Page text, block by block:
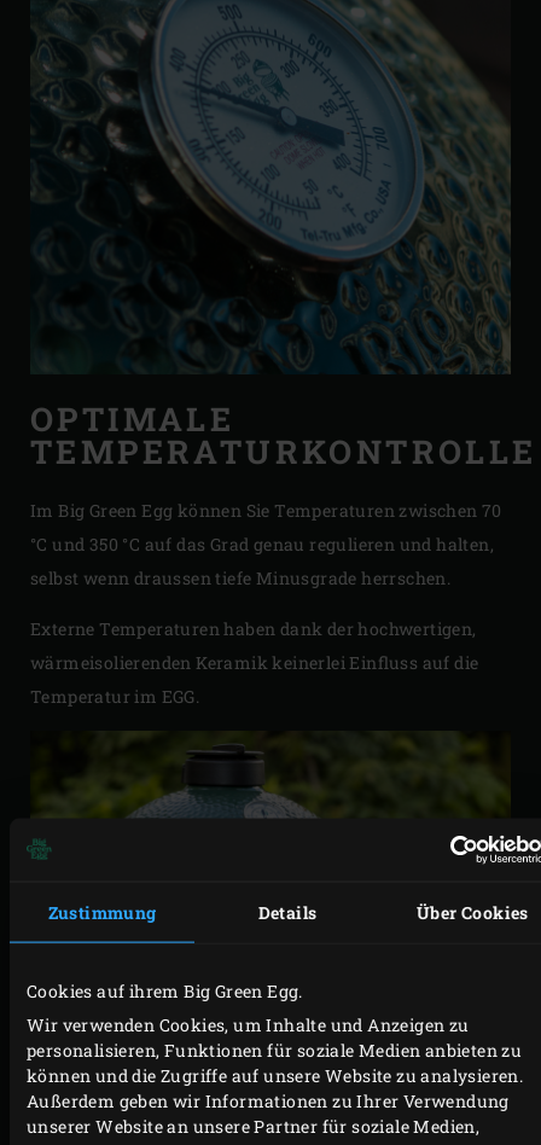
Zustimmung Details Über Cookies
Cookies auf ihrem Big Green Egg.
Wir verwenden Cookies, um Inhalte und Anzeigen zu
personalisieren, Funktionen für soziale Medien anbieten zu
können und die Zugriffe auf unsere Website zu analysieren.
Außerdem geben wir Informationen zu Ihrer Verwendung
unserer Website an unsere Partner für soziale Medien,
OPTIMALE
TEMPERATURKONTROLLE
Im Big Green Egg können Sie Temperaturen zwischen 70
°C und 350 °C auf das Grad genau regulieren und halten,
selbst wenn draussen tiefe Minusgrade herrschen.
Externe Temperaturen haben dank der hochwertigen,
wärmeisolierenden Keramik keinerlei Einfluss auf die
Temperatur im EGG.